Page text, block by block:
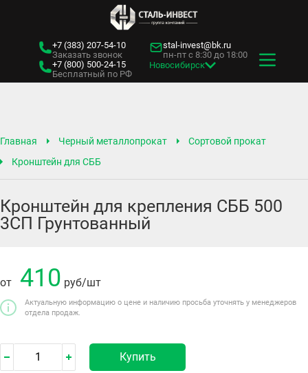
+7 (383) 207-54-10
Заказать звонок
+7 (800) 500-24-15
Бесплатный по РФ
stal-invest@bk.ru
пн-пт с 8:30 до 18:00
Новосибирск
Главная Черный металлопрокат
Сортовой прокат
Кронштейн для СББ
Кронштейн для крепления СББ 500
3СП Грунтованный
от 410 руб/шт
Актуальную информацию о цене и наличию просьба уточнять у менеджеров
отдела продаж.
Купить